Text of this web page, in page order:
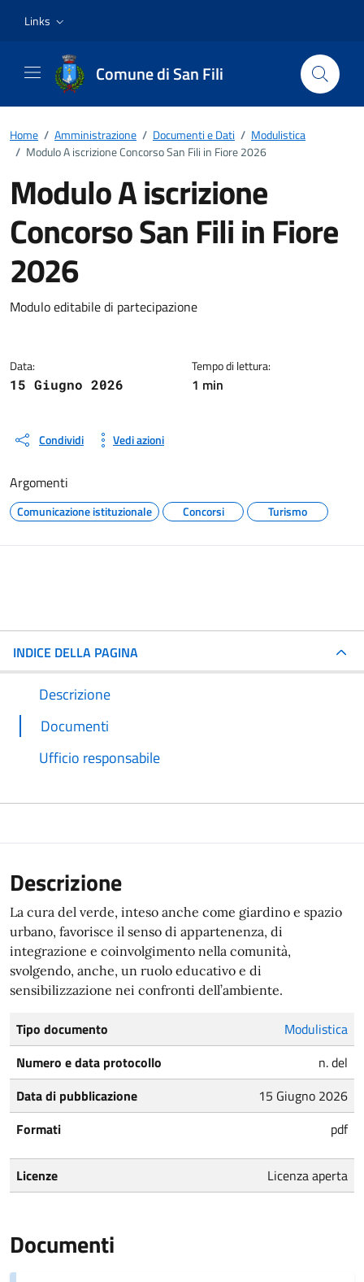
Links
Comune di San Fili
Home / Amministrazione / Documenti e Dati / Modulistica
/ Modulo A iscrizione Concorso San Fili in Fiore 2026
Modulo A iscrizione
Concorso San Fili in Fiore
2026
Dettagli del documento
Modulo editabile di partecipazione
Data:
15 Giugno 2026
Tempo di lettura:
1 min
Condividi Vedi azioni
Argomenti
Comunicazione istituzionale Concorsi Turismo
INDICE DELLA PAGINA
Descrizione
Documenti
Ufficio responsabile
Descrizione
La cura del verde, inteso anche come giardino e spazio
urbano, favorisce il senso di appartenenza, di
integrazione e coinvolgimento nella comunità,
svolgendo, anche, un ruolo educativo e di
sensibilizzazione nei confronti dell’ambiente.
Tipo documento
Modulistica
Numero e data protocollo
n. del
Data di pubblicazione
15 Giugno 2026
Formati
pdf
Licenze Licenza aperta
Documenti